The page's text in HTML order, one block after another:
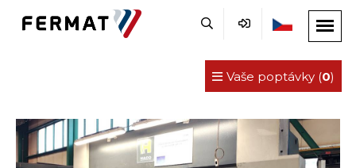
Vaše poptávky (0)